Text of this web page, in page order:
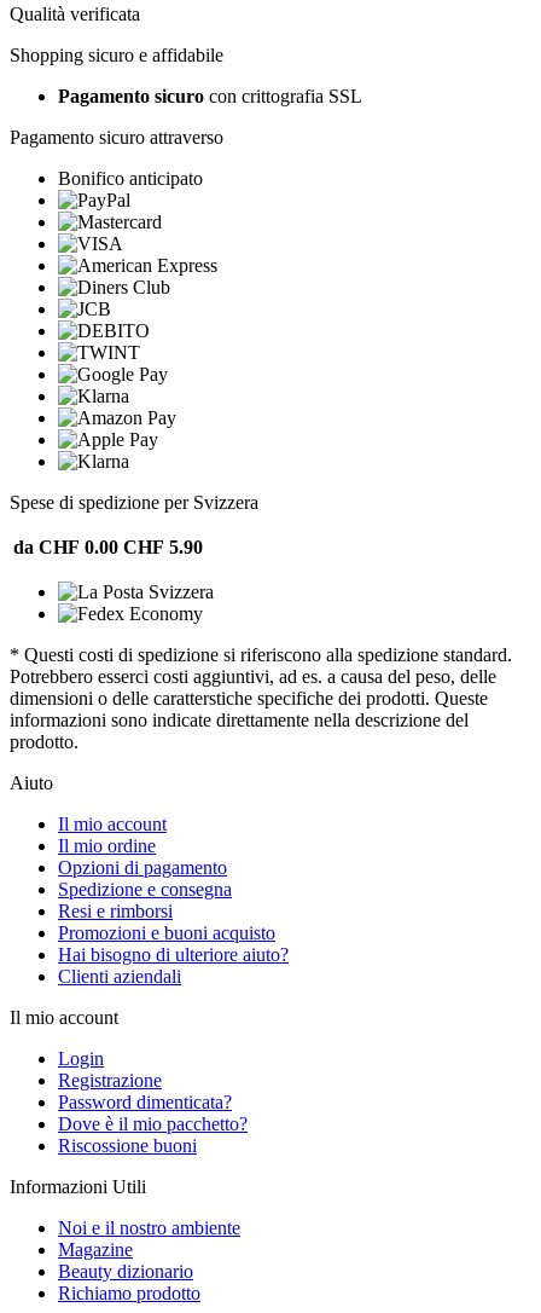
Qualità verificata
Shopping sicuro e affidabile
Pagamento sicuro con crittografia SSL
Pagamento sicuro attraverso
Bonifico anticipato
Spese di spedizione per Svizzera
da CHF 0.00 CHF 5.90
* Questi costi di spedizione si riferiscono alla spedizione standard.
Potrebbero esserci costi aggiuntivi, ad es. a causa del peso, delle
dimensioni o delle caratterstiche specifiche dei prodotti. Queste
informazioni sono indicate direttamente nella descrizione del
prodotto.
Aiuto
Il mio account
Il mio ordine
Opzioni di pagamento
Spedizione e consegna
Resi e rimborsi
Promozioni e buoni acquisto
Hai bisogno di ulteriore aiuto?
Clienti aziendali
Il mio account
Login
Registrazione
Password dimenticata?
Dove è il mio pacchetto?
Riscossione buoni
Informazioni Utili
Noi e il nostro ambiente
Magazine
Beauty dizionario
Richiamo prodotto